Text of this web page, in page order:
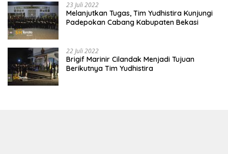
23 Juli 2022
Melanjutkan Tugas, Tim Yudhistira Kunjungi
Padepokan Cabang Kabupaten Bekasi
22 Juli 2022
Brigif Marinir Cilandak Menjadi Tujuan
Berikutnya Tim Yudhistira